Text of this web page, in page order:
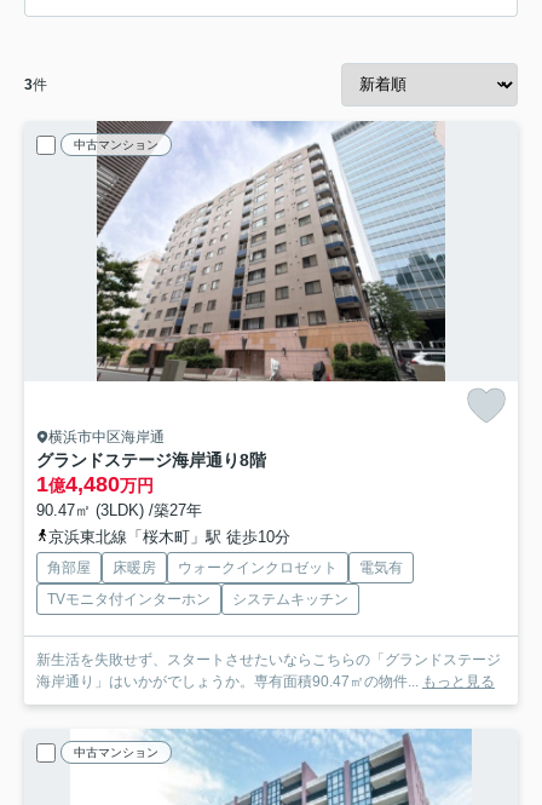
3件
中古マンション
横浜市中区海岸通
グランドステージ海岸通り8階
1億4,480万円
90.47㎡ (3LDK) /築27年
京浜東北線「桜木町」駅 徒歩10分
角部屋 床暖房 ウォークインクロゼット
電気有
TVモニタ付インターホン
システムキッチン
新生活を失敗せず、スタートさせたいならこちらの「グランドステージ
海岸通り」はいかがでしょうか。専有面積90.47㎡の物件...
もっと見る
中古マンション